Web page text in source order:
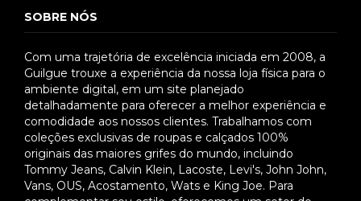
SOBRE NÓS
Com uma trajetória de excelência iniciada em 2008, a
Guilgue trouxe a experiência da nossa loja física para o
ambiente digital, em um site planejado
detalhadamente para oferecer a melhor experiência e
comodidade aos nossos clientes. Trabalhamos com
coleções exclusivas de roupas e calçados 100%
originais das maiores grifes do mundo, incluindo
Tommy Jeans, Calvin Klein, Lacoste, Levi's, John John,
Vans, OUS, Acostamento, Wats e King Joe. Para